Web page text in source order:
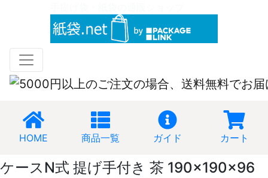
HOME 商品一覧 ガイド カート
ケースN式 提げ手付き 茶 190×190×96